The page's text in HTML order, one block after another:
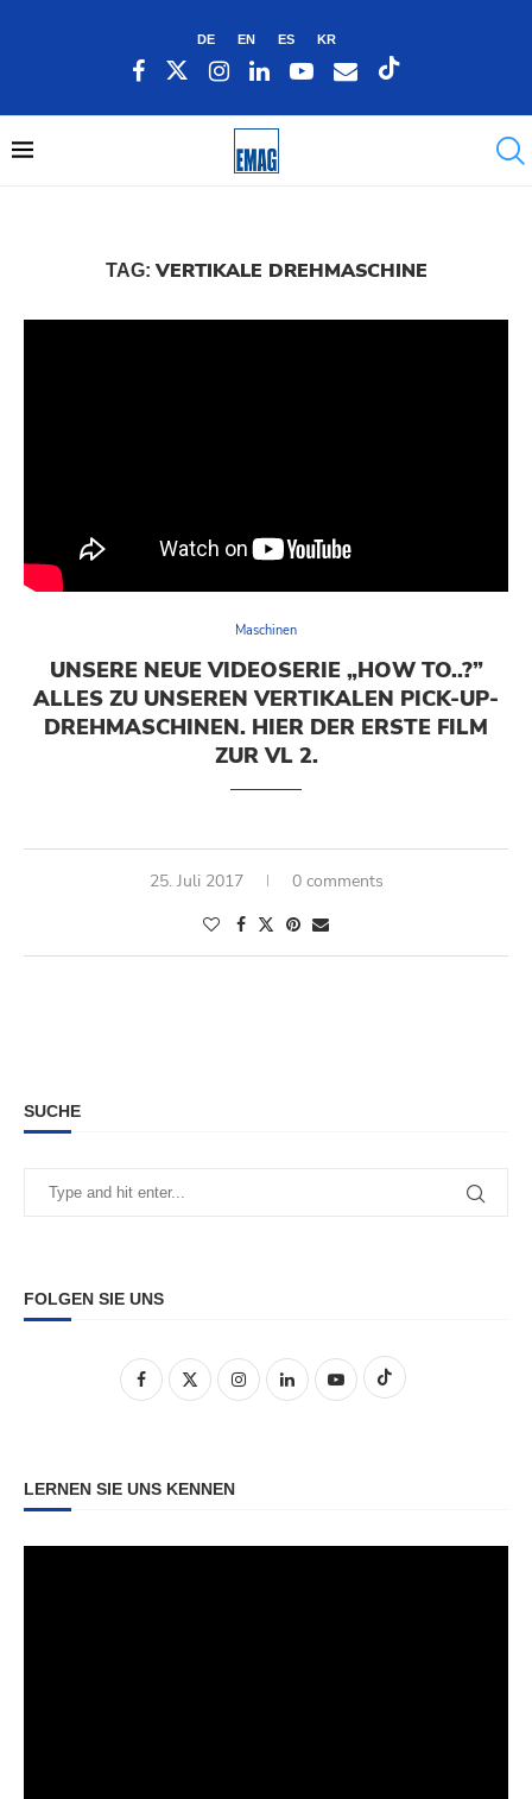
DE EN ES KR
TAG:VERTIKALE DREHMASCHINE
Maschinen
UNSERE NEUE VIDEOSERIE „HOW TO..?”
ALLES ZU UNSEREN VERTIKALEN PICK-UP-
DREHMASCHINEN. HIER DER ERSTE FILM
ZUR VL 2.
25. Juli 2017 0 comments
SUCHE
FOLGEN SIE UNS
LERNEN SIE UNS KENNEN